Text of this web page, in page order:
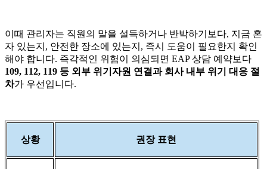
이때 관리자는 직원의 말을 설득하거나 반박하기보다, 지금 혼
자 있는지, 안전한 장소에 있는지, 즉시 도움이 필요한지 확인
해야 합니다. 즉각적인 위험이 의심되면 EAP 상담 예약보다
109, 112, 119 등 외부 위기자원 연결과 회사 내부 위기 대응 절
차가 우선입니다.
상황 권장 표현